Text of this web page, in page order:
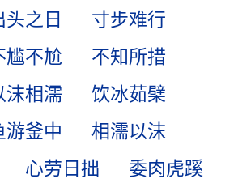
头之日
寸步难行
尴不尬
不知所措
沫相濡
饮冰茹檗
游釜中
相濡以沫
心劳日拙
委肉虎蹊